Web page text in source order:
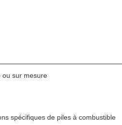
ou sur mesure
spécifiques de piles à combustible